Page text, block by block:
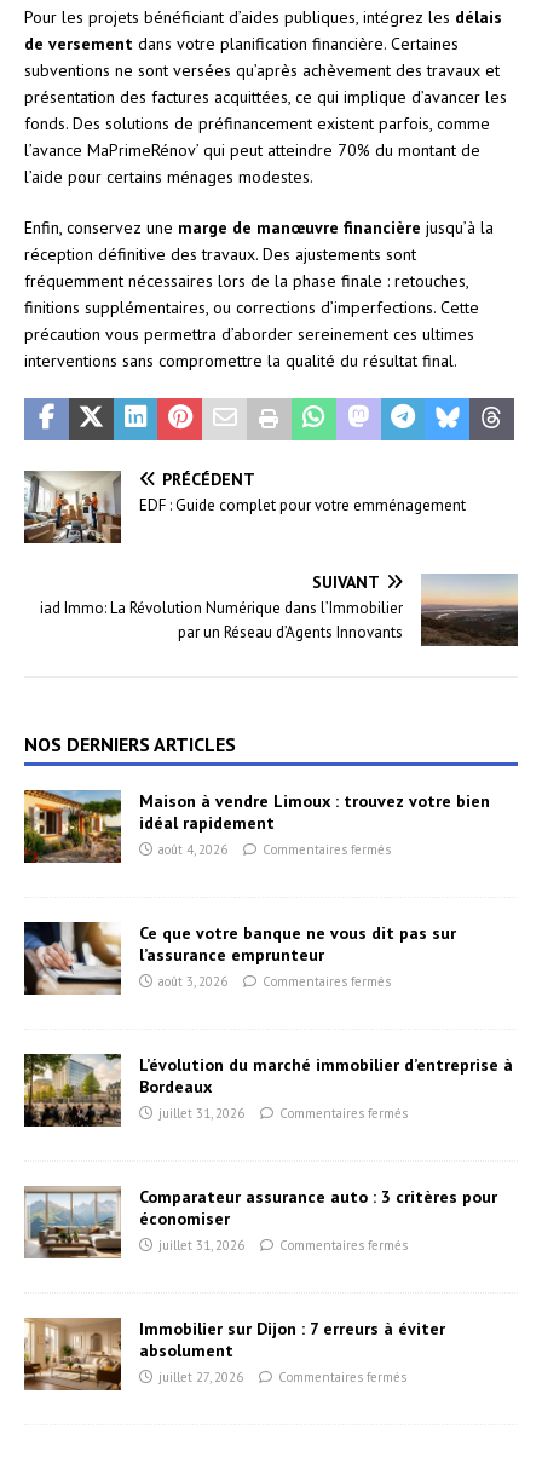
Pour les projets bénéficiant d’aides publiques, intégrez les délais
de versement dans votre planification financière. Certaines
subventions ne sont versées qu’après achèvement des travaux et
présentation des factures acquittées, ce qui implique d’avancer les
fonds. Des solutions de préfinancement existent parfois, comme
l’avance MaPrimeRénov’ qui peut atteindre 70% du montant de
l’aide pour certains ménages modestes.
Enfin, conservez une marge de manœuvre financière jusqu’à la
réception définitive des travaux. Des ajustements sont
fréquemment nécessaires lors de la phase finale : retouches,
finitions supplémentaires, ou corrections d’imperfections. Cette
précaution vous permettra d’aborder sereinement ces ultimes
interventions sans compromettre la qualité du résultat final.
PRÉCÉDENT
EDF : Guide complet pour votre emménagement
SUIVANT
iad Immo: La Révolution Numérique dans l’Immobilier
par un Réseau d’Agents Innovants
NOS DERNIERS ARTICLES
Maison à vendre Limoux : trouvez votre bien
idéal rapidement
août 4, 2026 Commentaires fermés
Ce que votre banque ne vous dit pas sur
l’assurance emprunteur
août 3, 2026 Commentaires fermés
L’évolution du marché immobilier d’entreprise à
Bordeaux
juillet 31, 2026 Commentaires fermés
Comparateur assurance auto : 3 critères pour
économiser
juillet 31, 2026 Commentaires fermés
Immobilier sur Dijon : 7 erreurs à éviter
absolument
juillet 27, 2026 Commentaires fermés